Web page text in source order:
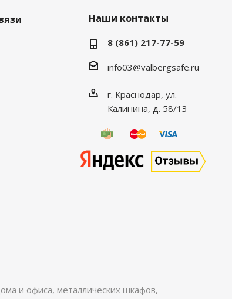
Наши контакты
8 (861) 217-77-59
info03@valbergsafe.ru
г. Краснодар, ул.
Калинина, д. 58/13
и офиса, металлических шкафов,